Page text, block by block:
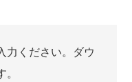
力ください。ダウ